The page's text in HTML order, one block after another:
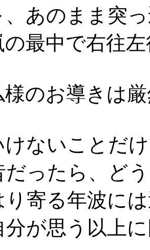
、あのまま突
最中で右往
のお導きは
けないことだ
だったら、ど
り寄る年波に
分が思う以上